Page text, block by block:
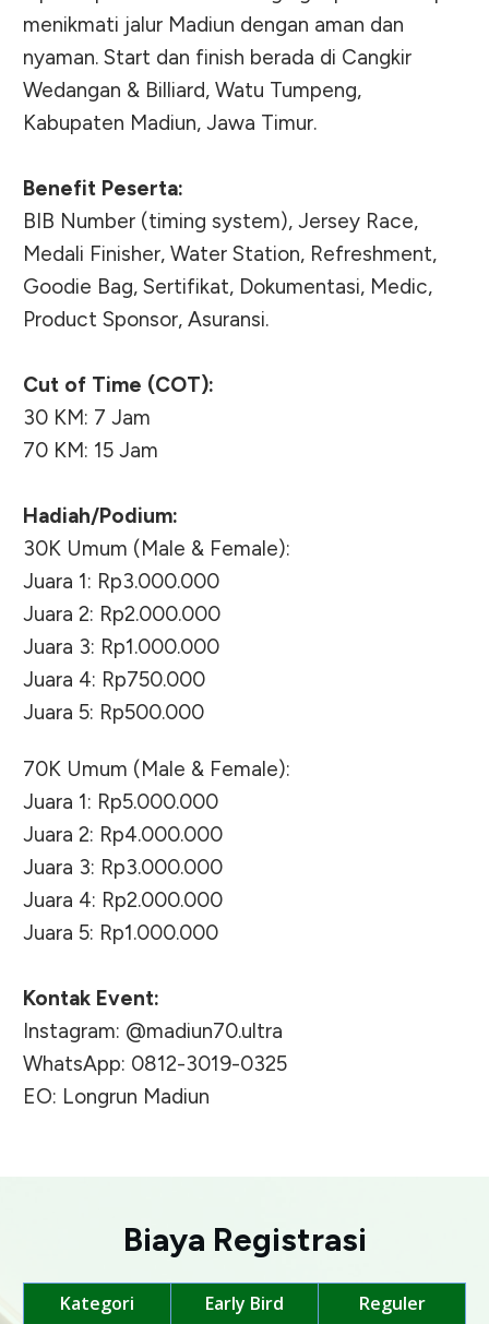
menikmati jalur Madiun dengan aman dan
nyaman. Start dan finish berada di Cangkir
Wedangan & Billiard, Watu Tumpeng,
Kabupaten Madiun, Jawa Timur.
Benefit Peserta:
BIB Number (timing system), Jersey Race,
Medali Finisher, Water Station, Refreshment,
Goodie Bag, Sertifikat, Dokumentasi, Medic,
Product Sponsor, Asuransi.
Cut of Time (COT):
30 KM: 7 Jam
70 KM: 15 Jam
Hadiah/Podium:
30K Umum (Male & Female):
Juara 1: Rp3.000.000
Juara 2: Rp2.000.000
Juara 3: Rp1.000.000
Juara 4: Rp750.000
Juara 5: Rp500.000
70K Umum (Male & Female):
Juara 1: Rp5.000.000
Juara 2: Rp4.000.000
Juara 3: Rp3.000.000
Juara 4: Rp2.000.000
Juara 5: Rp1.000.000
Kontak Event:
Instagram: @madiun70.ultra
WhatsApp: 0812-3019-0325
EO: Longrun Madiun
Biaya Registrasi
Kategori Early Bird Reguler